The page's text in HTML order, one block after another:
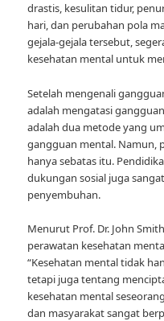
drastis, kesulitan tidur,
hari, dan perubahan pola
gejala-gejala tersebut,
kesehatan mental untuk
Setelah mengenali
adalah mengatasi
adalah dua metode yang
gangguan mental. Namun,
hanya sebatas itu.
dukungan sosial juga
penyembuhan.
Menurut Prof. Dr. John
perawatan kesehatan
“Kesehatan mental tidak
tetapi juga tentang
kesehatan mental
dan masyarakat sangat